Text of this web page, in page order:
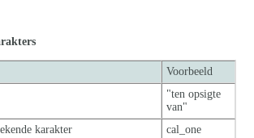
Voorbeeld
"ten opsigte
van"
karakter
cal_one